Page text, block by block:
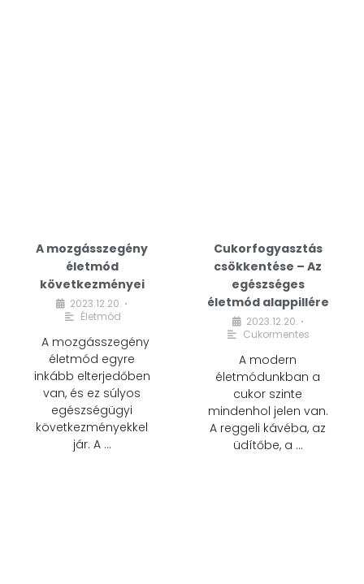
A mozgásszegény
életmód
következményei
2023.12.20. •
Életmód
A mozgásszegény
életmód egyre
inkább elterjedőben
van, és ez súlyos
egészségügyi
következményekkel
jár. A …
Cukorfogyasztás
csökkentése – Az
egészséges
életmód alappillére
2023.12.20. •
Cukormentes
A modern
életmódunkban a
cukor szinte
mindenhol jelen van.
A reggeli kávéba, az
üdítőbe, a …